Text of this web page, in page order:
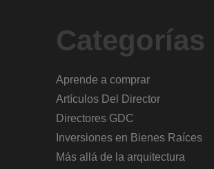
Categorías
Aprende a comprar
Artículos Del Director
Directores GDC
Inversiones en Bienes Raíces
Más allá de la arquitectura